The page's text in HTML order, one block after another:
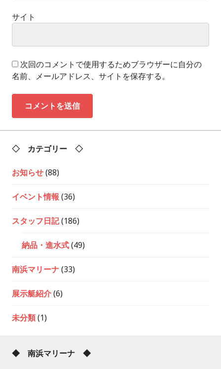
サイト
次回のコメントで使用するためブラウザーに自分の
名前、メールアドレス、サイトを保存する。
◇ カテゴリー ◇
お知らせ(88)
イベント情報 (36)
スタッフ日記(186)
納品・進水式(49)
南浜マリーナ(33)
展示艇紹介(6)
未分類(1)
◆ 南浜マリーナ ◆